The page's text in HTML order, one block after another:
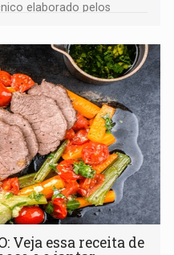
elaborado pelos
Veja essa receita de